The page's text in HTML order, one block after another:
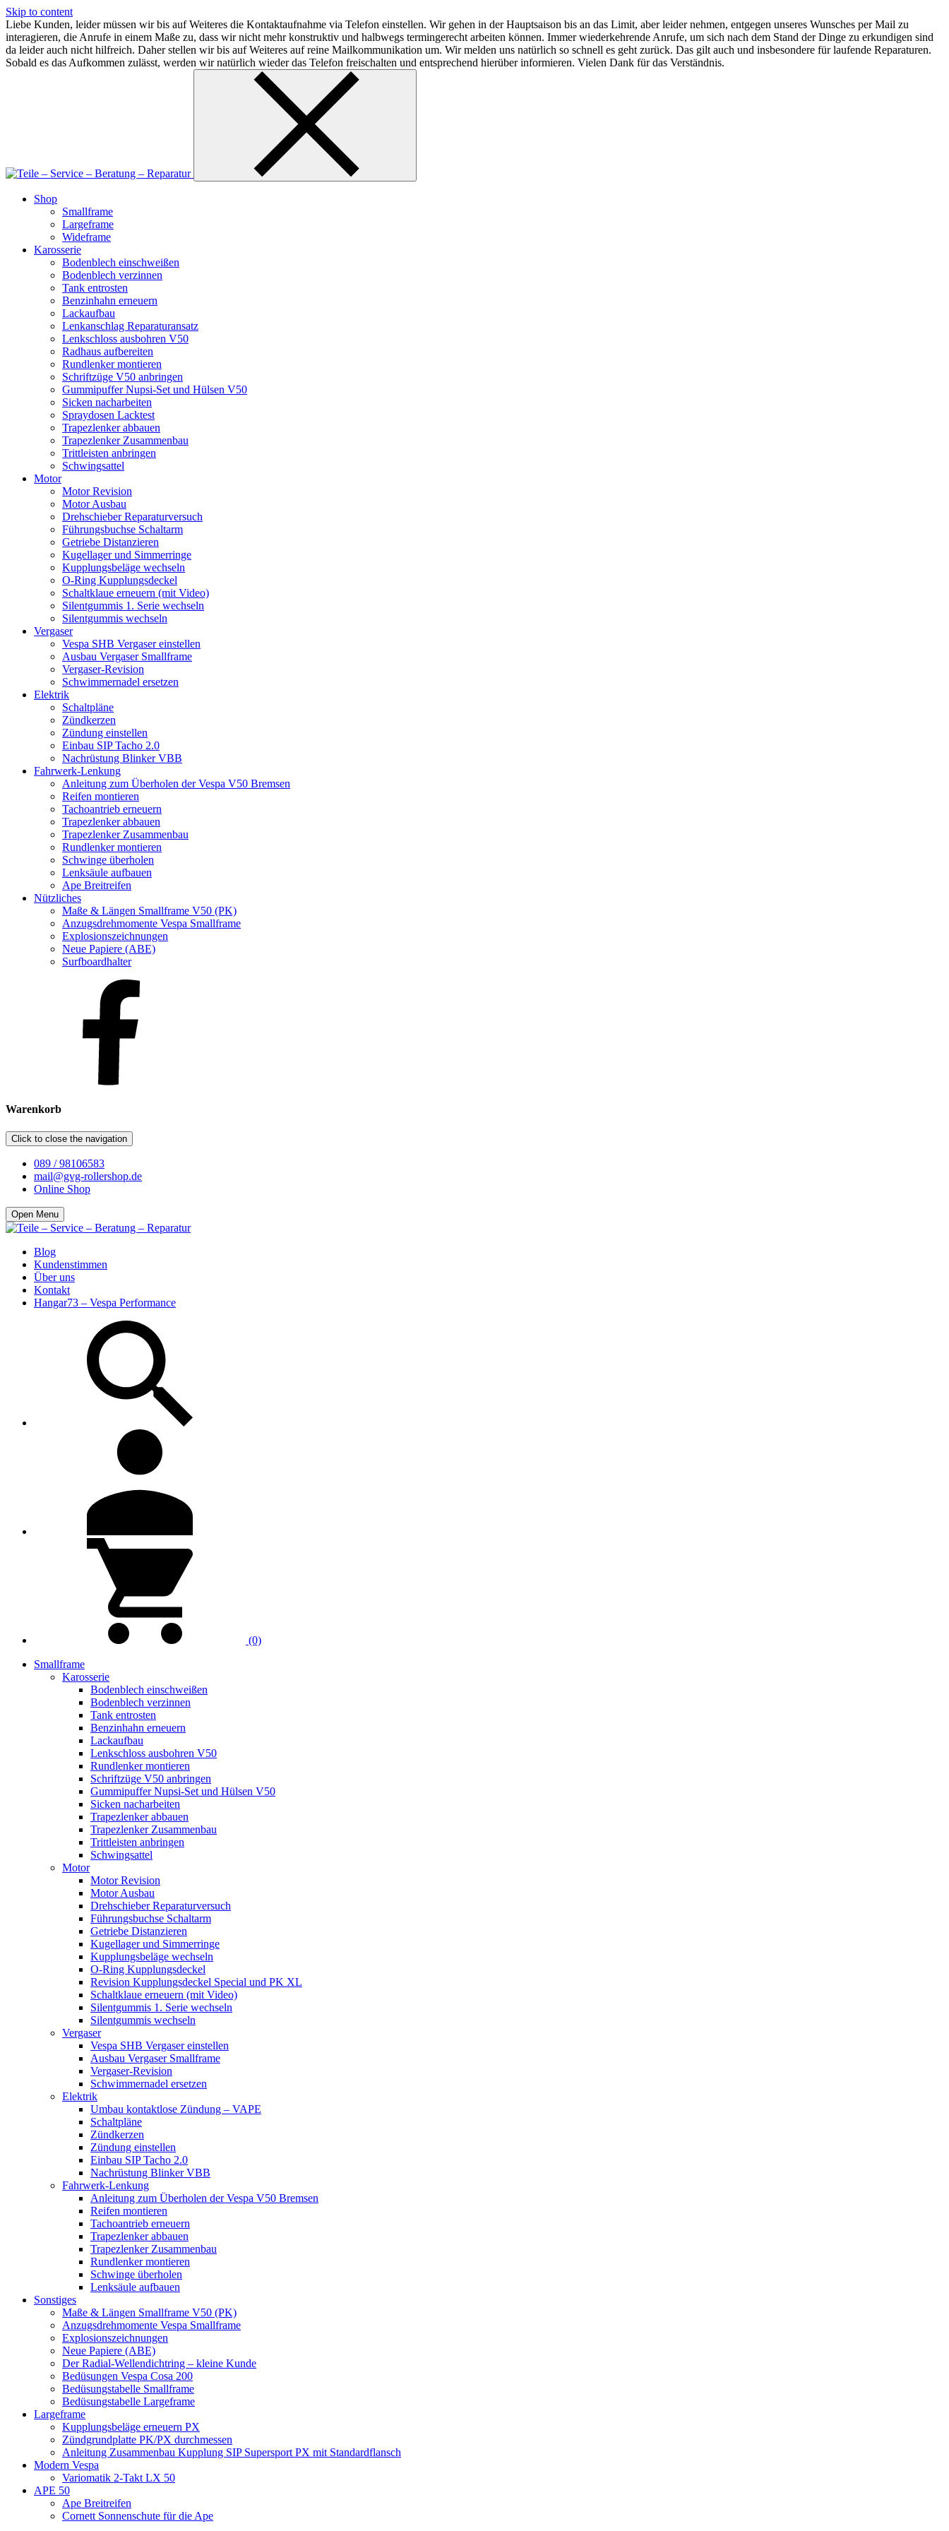
Skip to content
Liebe Kunden, leider müssen wir bis auf Weiteres die Kontaktaufnahme via Telefon einstellen. Wir gehen in der Hauptsaison bis an das Limit, aber leider nehmen, entgegen unseres Wunsches per Mail zu
interagieren, die Anrufe in einem Maße zu, dass wir nicht mehr konstruktiv und halbwegs termingerecht arbeiten können. Immer wiederkehrende Anrufe, um sich nach dem Stand der Dinge zu erkundigen sind
da leider auch nicht hilfreich. Daher stellen wir bis auf Weiteres auf reine Mailkommunikation um. Wir melden uns natürlich so schnell es geht zurück. Das gilt auch und insbesondere für laufende Reparaturen.
Sobald es das Aufkommen zulässt, werden wir natürlich wieder das Telefon freischalten und entsprechend hierüber informieren. Vielen Dank für das Verständnis.
Shop
Smallframe
Largeframe
Wideframe
Karosserie
Bodenblech einschweißen
Bodenblech verzinnen
Tank entrosten
Benzinhahn erneuern
Lackaufbau
Lenkanschlag Reparaturansatz
Lenkschloss ausbohren V50
Radhaus aufbereiten
Rundlenker montieren
Schriftzüge V50 anbringen
Gummipuffer Nupsi-Set und Hülsen V50
Sicken nacharbeiten
Spraydosen Lacktest
Trapezlenker abbauen
Trapezlenker Zusammenbau
Trittleisten anbringen
Schwingsattel
Motor
Motor Revision
Motor Ausbau
Drehschieber Reparaturversuch
Führungsbuchse Schaltarm
Getriebe Distanzieren
Kugellager und Simmerringe
Kupplungsbeläge wechseln
O-Ring Kupplungsdeckel
Schaltklaue erneuern (mit Video)
Silentgummis 1. Serie wechseln
Silentgummis wechseln
Vergaser
Vespa SHB Vergaser einstellen
Ausbau Vergaser Smallframe
Vergaser-Revision
Schwimmernadel ersetzen
Elektrik
Schaltpläne
Zündkerzen
Zündung einstellen
Einbau SIP Tacho 2.0
Nachrüstung Blinker VBB
Fahrwerk-Lenkung
Anleitung zum Überholen der Vespa V50 Bremsen
Reifen montieren
Tachoantrieb erneuern
Trapezlenker abbauen
Trapezlenker Zusammenbau
Rundlenker montieren
Schwinge überholen
Lenksäule aufbauen
Ape Breitreifen
Nützliches
Maße & Längen Smallframe V50 (PK)
Anzugsdrehmomente Vespa Smallframe
Explosionszeichnungen
Neue Papiere (ABE)
Surfboardhalter
Warenkorb
Click to close the navigation
089 / 98106583
mail@gvg-rollershop.de
Online Shop
Open Menu
Blog
Kundenstimmen
Über uns
Kontakt
Hangar73 – Vespa Performance
(0)
Smallframe
Karosserie
Bodenblech einschweißen
Bodenblech verzinnen
Tank entrosten
Benzinhahn erneuern
Lackaufbau
Lenkschloss ausbohren V50
Rundlenker montieren
Schriftzüge V50 anbringen
Gummipuffer Nupsi-Set und Hülsen V50
Sicken nacharbeiten
Trapezlenker abbauen
Trapezlenker Zusammenbau
Trittleisten anbringen
Schwingsattel
Motor
Motor Revision
Motor Ausbau
Drehschieber Reparaturversuch
Führungsbuchse Schaltarm
Getriebe Distanzieren
Kugellager und Simmerringe
Kupplungsbeläge wechseln
O-Ring Kupplungsdeckel
Revision Kupplungsdeckel Special und PK XL
Schaltklaue erneuern (mit Video)
Silentgummis 1. Serie wechseln
Silentgummis wechseln
Vergaser
Vespa SHB Vergaser einstellen
Ausbau Vergaser Smallframe
Vergaser-Revision
Schwimmernadel ersetzen
Elektrik
Umbau kontaktlose Zündung – VAPE
Schaltpläne
Zündkerzen
Zündung einstellen
Einbau SIP Tacho 2.0
Nachrüstung Blinker VBB
Fahrwerk-Lenkung
Anleitung zum Überholen der Vespa V50 Bremsen
Reifen montieren
Tachoantrieb erneuern
Trapezlenker abbauen
Trapezlenker Zusammenbau
Rundlenker montieren
Schwinge überholen
Lenksäule aufbauen
Sonstiges
Maße & Längen Smallframe V50 (PK)
Anzugsdrehmomente Vespa Smallframe
Explosionszeichnungen
Neue Papiere (ABE)
Der Radial-Wellendichtring – kleine Kunde
Bedüsungen Vespa Cosa 200
Bedüsungstabelle Smallframe
Bedüsungstabelle Largeframe
Largeframe
Kupplungsbeläge erneuern PX
Zündgrundplatte PK/PX durchmessen
Anleitung Zusammenbau Kupplung SIP Supersport PX mit Standardflansch
Modern Vespa
Variomatik 2-Takt LX 50
APE 50
Ape Breitreifen
Cornett Sonnenschute für die Ape